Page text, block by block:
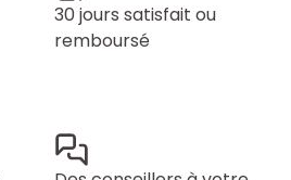
30 jours satisfait ou
remboursé